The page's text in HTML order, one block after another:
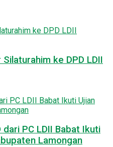
ke DPD LDII
PC LDII Babat Ikuti
Lamongan